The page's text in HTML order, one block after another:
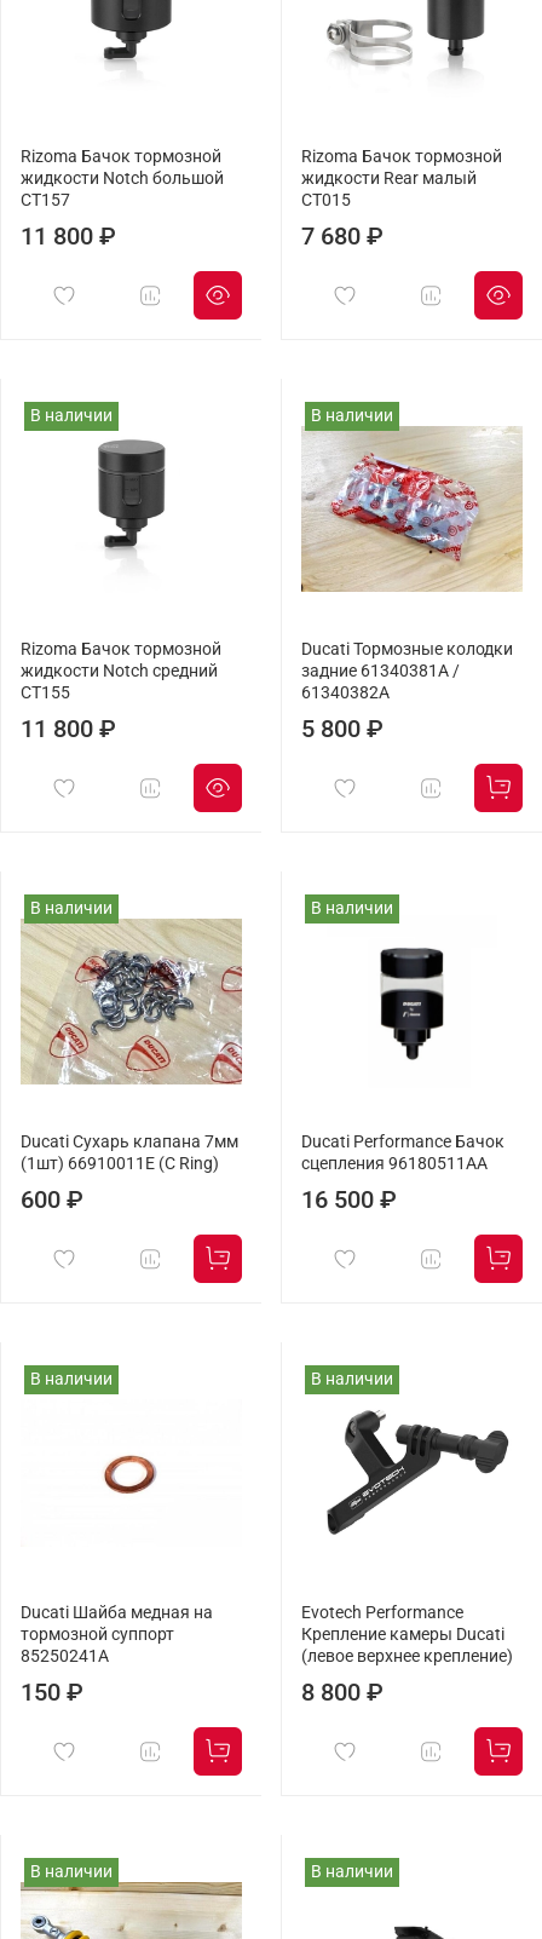
Rizoma Бачок тормозной
жидкости Notch большой
CT157
11 800 ₽
Rizoma Бачок тормозной
жидкости Rear малый
CT015
7 680 ₽
В наличии
Rizoma Бачок тормозной
жидкости Notch средний
CT155
11 800 ₽
В наличии
Ducati Тормозные колодки
задние 61340381A /
61340382A
5 800 ₽
В наличии
Ducati Сухарь клапана 7мм
(1шт) 66910011E (C Ring)
600 ₽
В наличии
Ducati Performance Бачок
сцепления 96180511AA
16 500 ₽
В наличии
Ducati Шайба медная на
тормозной суппорт
85250241A
150 ₽
В наличии
Evotech Performance
Крепление камеры Ducati
(левое верхнее крепление)
8 800 ₽
В наличии В наличии